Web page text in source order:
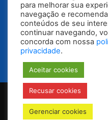
Notícias Ouvidoria
para melhorar sua
navegação e
conteúdos de seu
continuar navegando,
concorda com nossa
privacidade.
Aceitar cookies
Recusar cookies
Gerenciar cookies